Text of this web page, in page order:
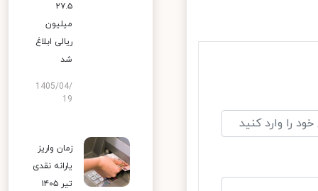
۲۷.۵
میلیون
ریالی ابلاغ
شد
1405/04/
19
زمان واریز
یارانه نقدی
تیر ۱۴۰۵